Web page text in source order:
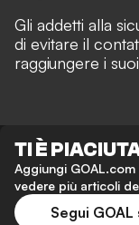
Gli addetti alla
di evitare il
raggiungere i
TI È
Aggiungi
vedere più articoli
Segui